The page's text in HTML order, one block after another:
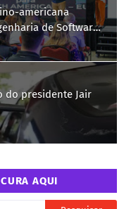
americana
de Software;
do presidente Jair
AQUI